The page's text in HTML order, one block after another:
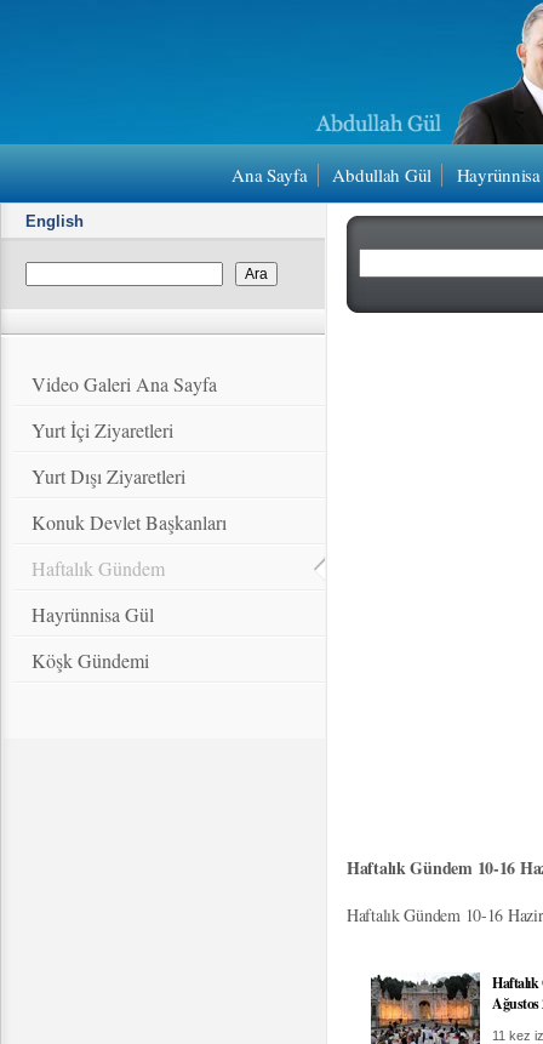
Ana Sayfa Abdullah Gül
English
Video Galeri Ana Sayfa
Yurt İçi Ziyaretleri
Yurt Dışı Ziyaretleri
Konuk Devlet Başkanları
Haftalık Gündem
Hayrünnisa Gül
Köşk Gündemi
Haftalık Gündem 10-16
Haftalık Gündem 10-16
Haftalık
Ağustos
11 kez